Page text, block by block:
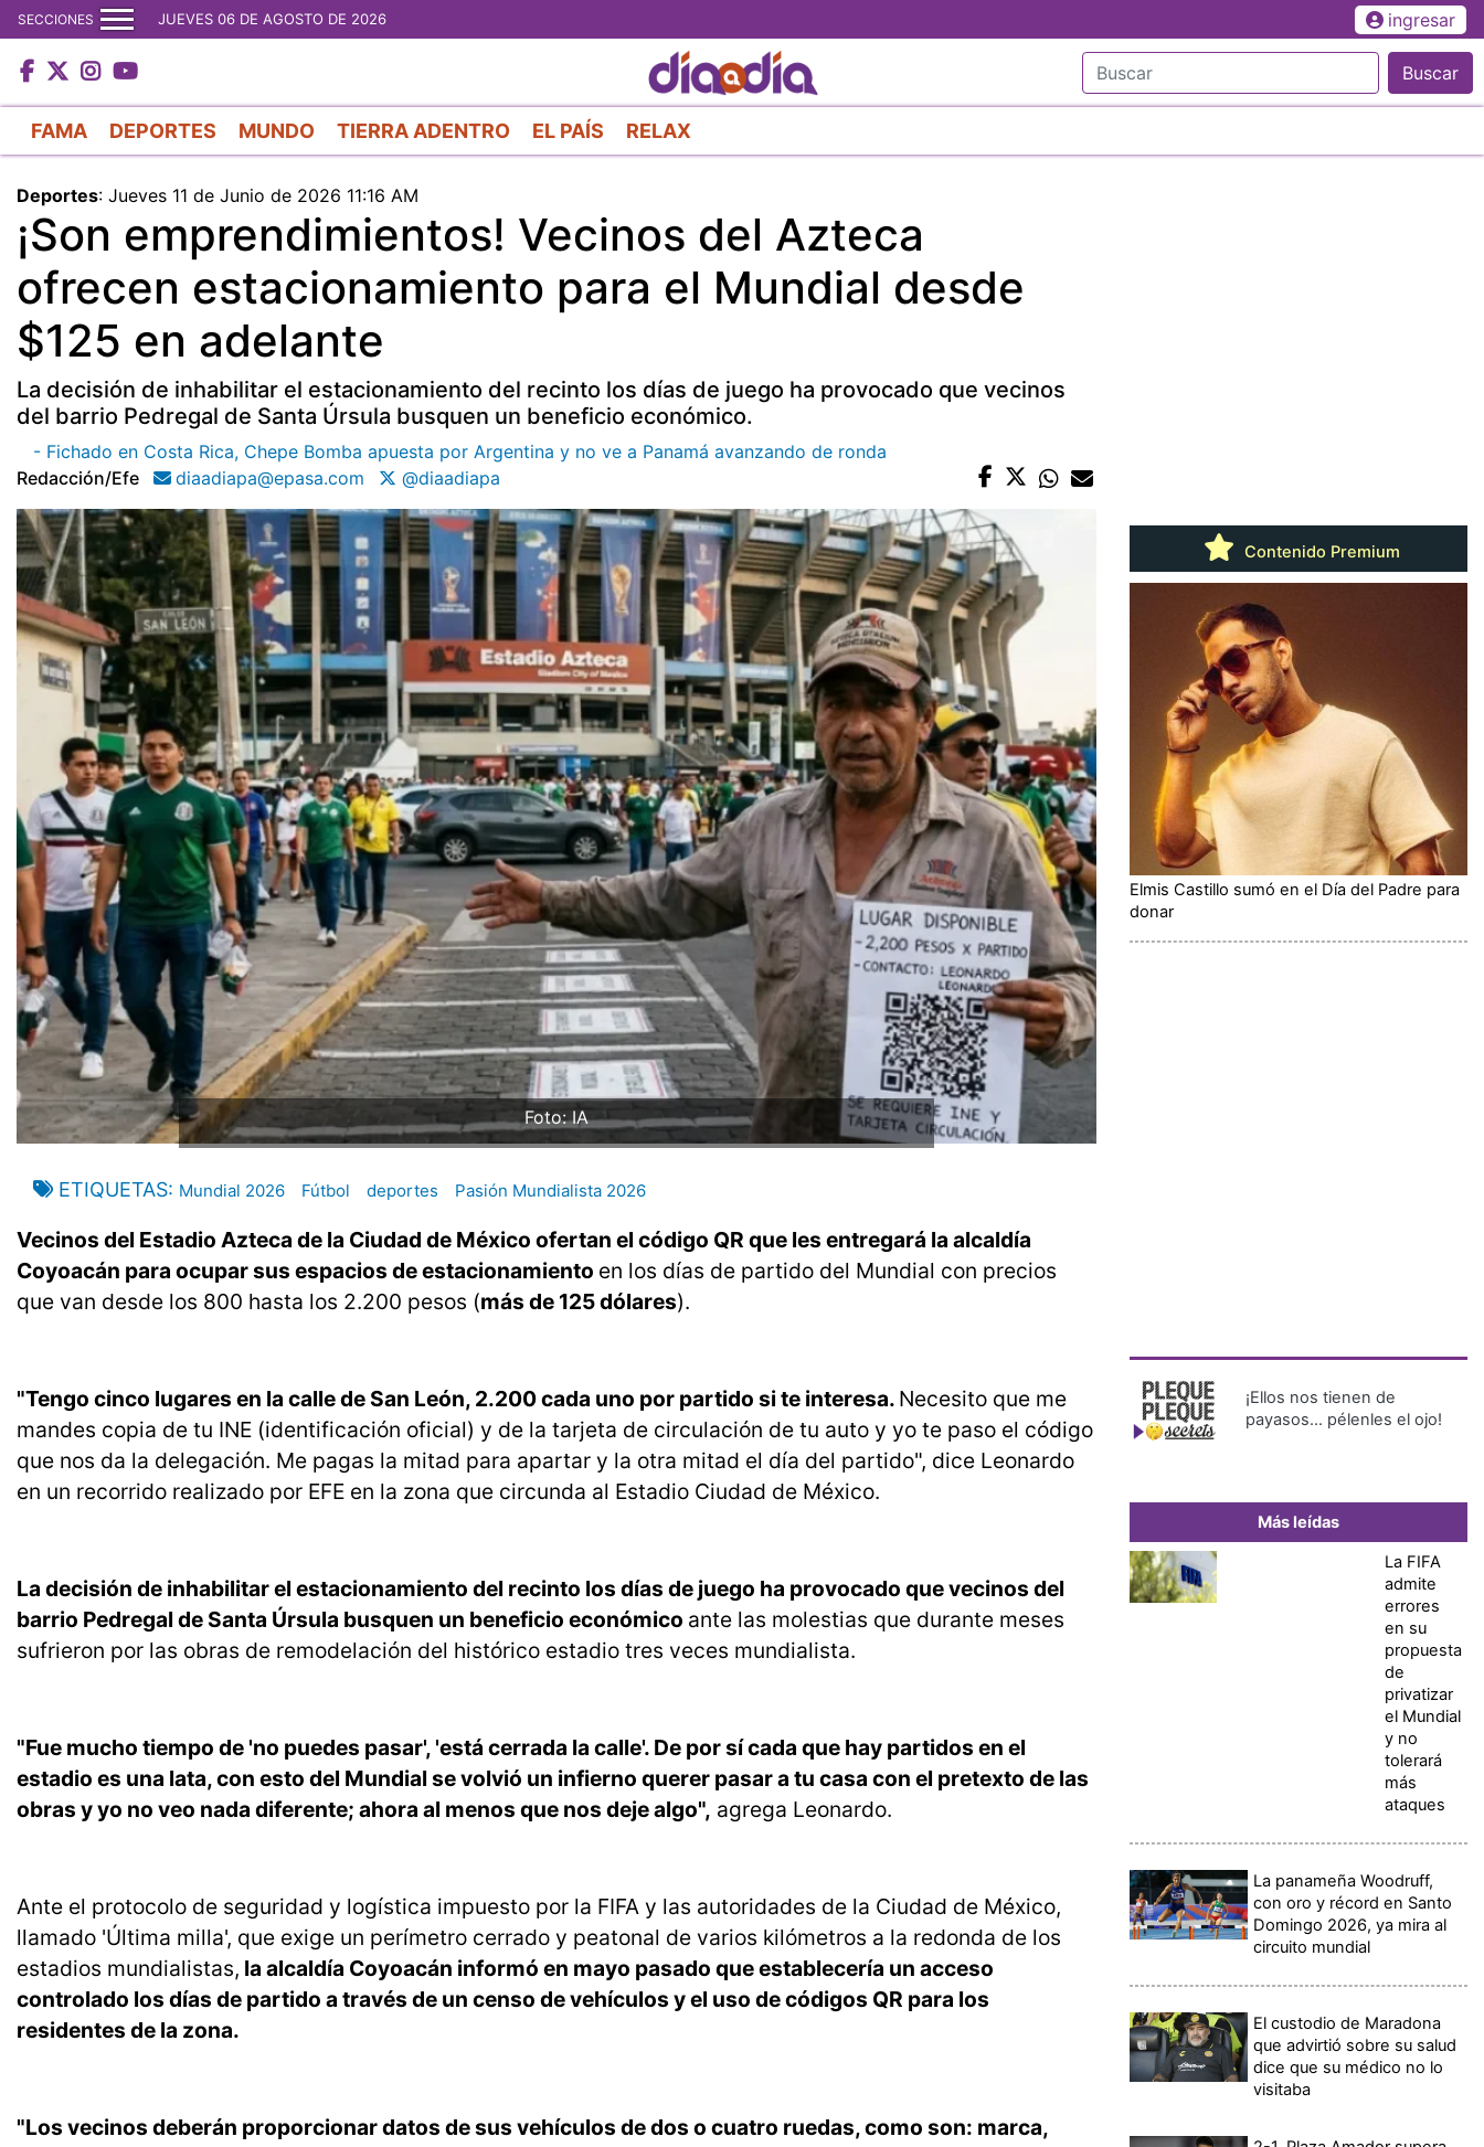
al
contenido
principal
SECCIONES JUEVES 06 DE AGOSTO DE 2026 ingresar
Buscar
FAMA DEPORTES MUNDO TIERRA ADENTRO EL PAÍS RELAX
Deportes: Jueves 11 de Junio de 2026 11:16 AM
¡Son emprendimientos! Vecinos del Azteca
ofrecen estacionamiento para el Mundial desde
$125 en adelante
La decisión de inhabilitar el estacionamiento del recinto los días de juego ha provocado que vecinos
del barrio Pedregal de Santa Úrsula busquen un beneficio económico.
- Fichado en Costa Rica, Chepe Bomba apuesta por Argentina y no ve a Panamá avanzando de ronda
Redacción/efe
diaadiapa@epasa.com @diaadiapa
Foto: IA
ETIQUETAS Mundial 2026 Fútbol deportes Pasión Mundialista 2026
Vecinos del Estadio Azteca de la Ciudad de México ofertan el código QR que les entregará la alcaldía
Coyoacán para ocupar sus espacios de estacionamiento en los días de partido del Mundial con precios
que van desde los 800 hasta los 2.200 pesos (más de 125 dólares).
"Tengo cinco lugares en la calle de San León, 2.200 cada uno por partido si te interesa. Necesito que me
mandes copia de tu INE (identificación oficial) y de la tarjeta de circulación de tu auto y yo te paso el código
que nos da la delegación. Me pagas la mitad para apartar y la otra mitad el día del partido", dice Leonardo
en un recorrido realizado por EFE en la zona que circunda al Estadio Ciudad de México.
La decisión de inhabilitar el estacionamiento del recinto los días de juego ha provocado que vecinos del
barrio Pedregal de Santa Úrsula busquen un beneficio económico ante las molestias que durante meses
sufrieron por las obras de remodelación del histórico estadio tres veces mundialista.
"Fue mucho tiempo de 'no puedes pasar', 'está cerrada la calle'. De por sí cada que hay partidos en el
estadio es una lata, con esto del Mundial se volvió un infierno querer pasar a tu casa con el pretexto de las
obras y yo no veo nada diferente; ahora al menos que nos deje algo", agrega Leonardo.
Ante el protocolo de seguridad y logística impuesto por la FIFA y las autoridades de la Ciudad de México,
llamado 'Última milla', que exige un perímetro cerrado y peatonal de varios kilómetros a la redonda de los
estadios mundialistas, la alcaldía Coyoacán informó en mayo pasado que establecería un acceso
controlado los días de partido a través de un censo de vehículos y el uso de códigos QR para los
residentes de la zona.
"Los vecinos deberán proporcionar datos de sus vehículos de dos o cuatro ruedas, como son: marca,
Contenido Premium
Elmis Castillo sumó en el Día del Padre para
donar
¡Ellos nos tienen de
payasos… pélenles el ojo!
Más leídas
La FIFA
admite
errores
en su
propuesta
de
privatizar
el Mundial
y no
tolerará
más
ataques
La panameña Woodruff,
con oro y récord en Santo
Domingo 2026, ya mira al
circuito mundial
El custodio de Maradona
que advirtió sobre su salud
dice que su médico no lo
visitaba